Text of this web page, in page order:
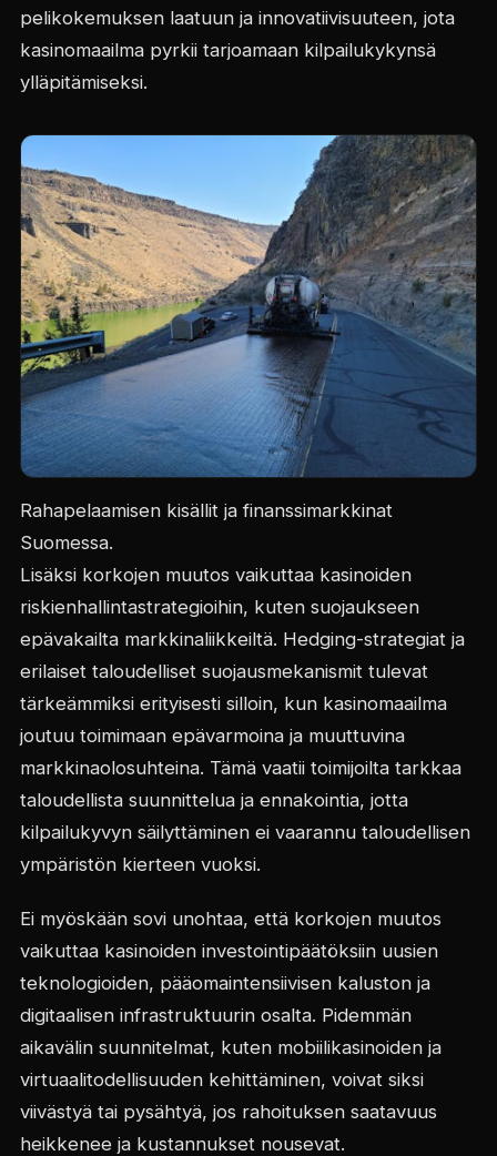
pelikokemuksen laatuun ja innovatiivisuuteen, jota
kasinomaailma pyrkii tarjoamaan kilpailukykynsä
ylläpitämiseksi.
Rahapelaamisen kisällit ja finanssimarkkinat
Suomessa.
Lisäksi korkojen muutos vaikuttaa kasinoiden
riskienhallintastrategioihin, kuten suojaukseen
epävakailta markkinaliikkeiltä. Hedging-strategiat ja
erilaiset taloudelliset suojausmekanismit tulevat
tärkeämmiksi erityisesti silloin, kun kasinomaailma
joutuu toimimaan epävarmoina ja muuttuvina
markkinaolosuhteina. Tämä vaatii toimijoilta tarkkaa
taloudellista suunnittelua ja ennakointia, jotta
kilpailukyvyn säilyttäminen ei vaarannu taloudellisen
ympäristön kierteen vuoksi.
Ei myöskään sovi unohtaa, että korkojen muutos
vaikuttaa kasinoiden investointipäätöksiin uusien
teknologioiden, pääomaintensiivisen kaluston ja
digitaalisen infrastruktuurin osalta. Pidemmän
aikavälin suunnitelmat, kuten mobiilikasinoiden ja
virtuaalitodellisuuden kehittäminen, voivat siksi
viivästyä tai pysähtyä, jos rahoituksen saatavuus
heikkenee ja kustannukset nousevat.